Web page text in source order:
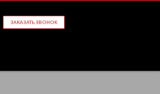
ЗАКАЗАТЬ ЗВОНОК